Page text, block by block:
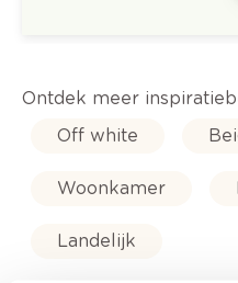
Ontdek meer
Off white
Woonkamer
Landelijk